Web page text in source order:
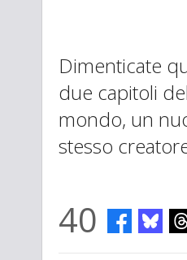
Dimenticate
due capitoli
mondo, un
stesso
40